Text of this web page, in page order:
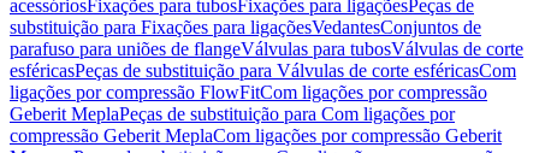
acessóriosFixações para tubosFixações para ligaçõesPeças de
substituição para Fixações para ligaçõesVedantesConjuntos de
parafuso para uniões de flangeVálvulas para tubosVálvulas de corte
esféricasPeças de substituição para Válvulas de corte esféricasCom
ligações por compressão FlowFitCom ligações por compressão
Geberit MeplaPeças de substituição para Com ligações por
compressão Geberit MeplaCom ligações por compressão Geberit